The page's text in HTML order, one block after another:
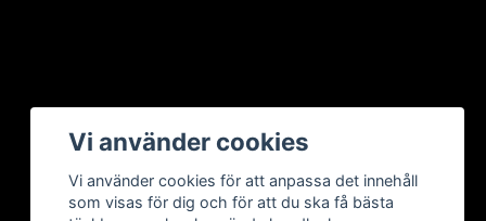
Vi använder cookies
Vi använder cookies för att anpassa det innehåll
som visas för dig och för att du ska få bästa